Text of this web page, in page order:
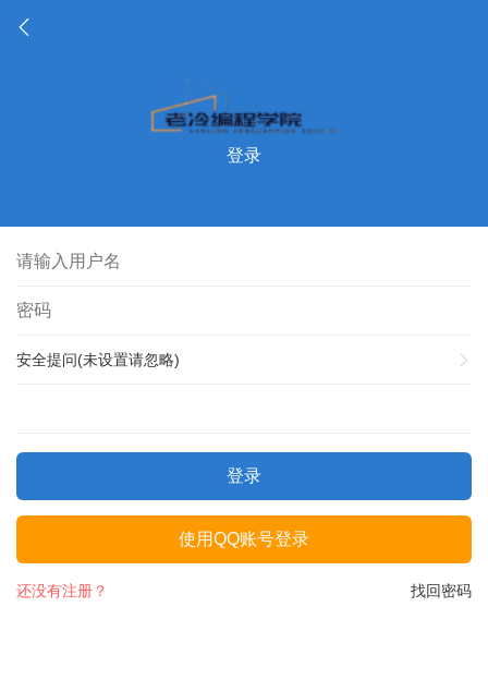
登录
安全提问(未设置请忽略)
登录
使用QQ账号登录
找回密码
还没有注册？